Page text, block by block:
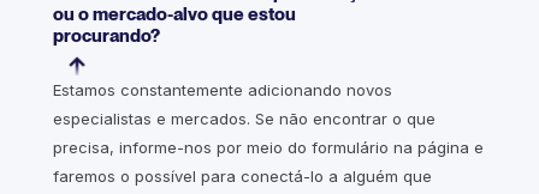
ou o mercado-alvo que estou
procurando?
Estamos constantemente adicionando novos
especialistas e mercados. Se não encontrar o que
precisa, informe-nos por meio do formulário na página e
faremos o possível para conectá-lo a alguém que